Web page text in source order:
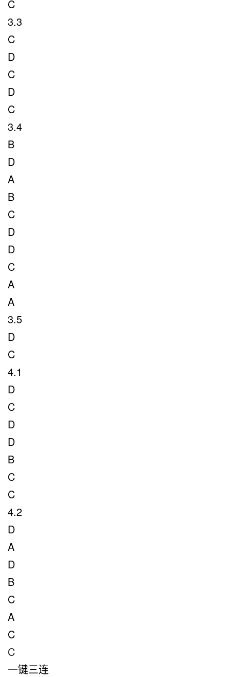
C
3.3
C
D
C
D
C
3.4
B
D
A
B
C
D
D
C
A
A
3.5
D
C
4.1
D
C
D
D
B
C
C
4.2
D
A
D
B
C
A
C
C
一键三连